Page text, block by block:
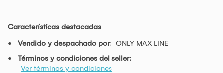
Características destacadas
Vendido y despachado por: ONLY MAX LINE
Términos y condiciones del seller:
Ver términos y condiciones